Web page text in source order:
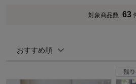
対象商品数 63
おすすめ順